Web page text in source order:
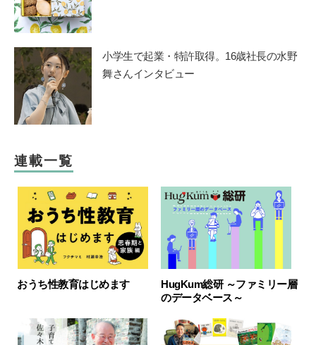
小学生で起業・特許取得。16歳社長の水野
舞さんインタビュー
連載一覧
おうち性教育はじめます
HugKum総研 ～ファミリー層
のデータベース～